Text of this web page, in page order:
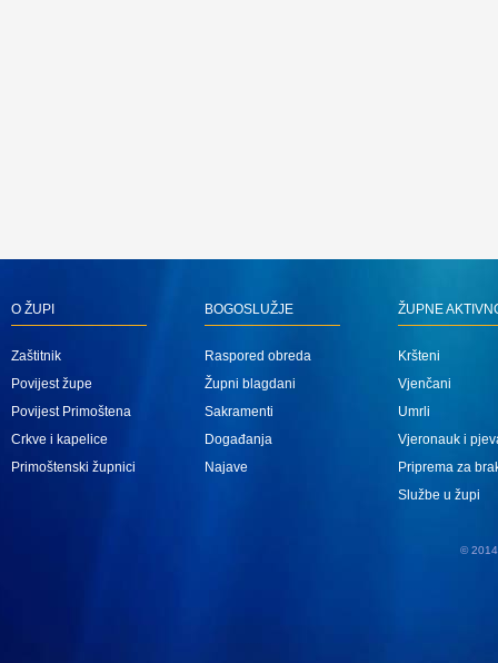
O ŽUPI
Zaštitnik
Povijest župe
Povijest Primoštena
Crkve i kapelice
Primoštenski župnici
BOGOSLUŽJE
Raspored obreda
Župni blagdani
Sakramenti
Događanja
Najave
ŽUPNE
Kršteni
Vjenčani
Umrli
Vjeronauk i
Priprema za
Službe u župi
© 2014